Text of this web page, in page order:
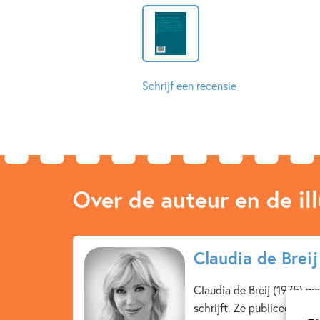
Schrijf een recensie
Over de auteur en de
Claudia de Breij
Claudia de Breij (1975)
schrijft. Ze publiceerde